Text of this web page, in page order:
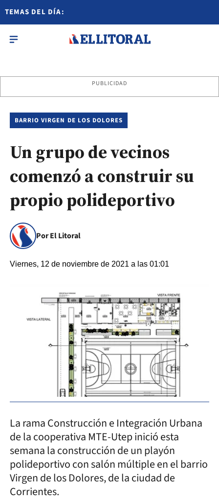
TEMAS DEL DÍA:
PUBLICIDAD
BARRIO VIRGEN DE LOS DOLORES
Un grupo de vecinos
comenzó a construir su
propio polideportivo
Por El Litoral
Viernes, 12 de noviembre de 2021 a las 01:01
La rama Construcción e Integración Urbana
de la cooperativa MTE-Utep inició esta
semana la construcción de un playón
polideportivo con salón múltiple en el barrio
Virgen de los Dolores, de la ciudad de
Corrientes.